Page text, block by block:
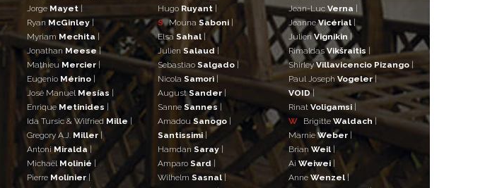
Jorge Mayet |
Ryan McGinley |
Myriam Mechita |
JonathanMeese|
Mathieu Mercier |
Eugenio Mérino |
José Manuel Mesías |
Enrique Metinides |
Ida Tursic & WilfriedMille |
Gregory A.J. Miller|
AntoniMiralda |
Michaël Molinié |
Pierre Molinier |
Hugo Ruyant |
S Mouna Saboni |
Elsa Sahal |
JulienSalaud |
Sebastiao Salgado |
Nicola Samorì |
AugustSander |
Sanne Sannes |
Amadou Sanogo |
Santissimi |
Hamdan Saray |
Amparo Sard |
Wilhelm Sasnal |
Jean-Luc Verna |
JeanneVicérial |
JulienVignikin |
RimaldasVikšraitis |
ShirleyVillavicencio Pizango |
Paul Joseph Vogeler |
VOID|
Rinat Voligamsi |
W
Brigitte Waldach|
Marnie Weber |
Brian Weil |
Ai Weiwei |
Anne Wenzel|